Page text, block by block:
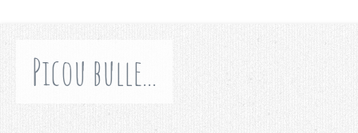
Picou bulle...